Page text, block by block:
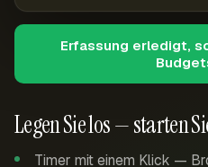
Legen Sie los — starten
Timer mit einem Klick —
Erfassung erledigt,